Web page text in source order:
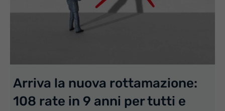
Arriva la nuova rottamazione:
108 rate in 9 anni per tutti e